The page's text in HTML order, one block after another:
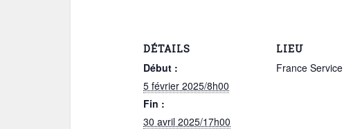
DÉTAILS
Début :
5 février 2025/8h00
Fin :
30 avril 2025/17h00
LIEU
France Service